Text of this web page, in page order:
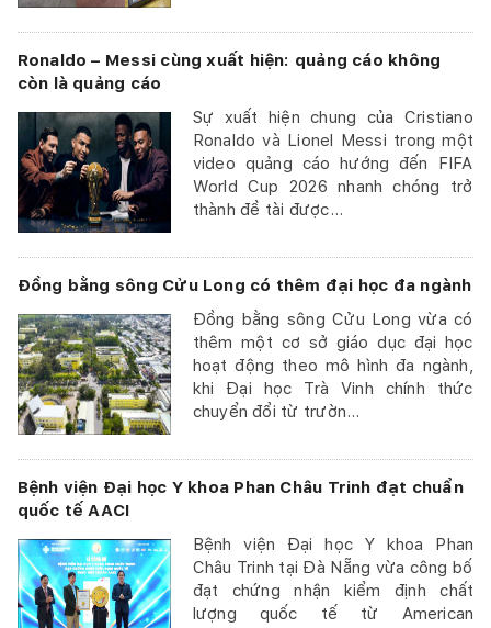
Ronaldo – Messi cùng xuất hiện: quảng cáo không
còn là quảng cáo
Sự xuất hiện chung của Cristiano
Ronaldo và Lionel Messi trong một
video quảng cáo hướng đến FIFA
World Cup 2026 nhanh chóng trở
thành đề tài được...
Đồng bằng sông Cửu Long có thêm đại học đa ngành
Đồng bằng sông Cửu Long vừa có
thêm một cơ sở giáo dục đại học
hoạt động theo mô hình đa ngành,
khi Đại học Trà Vinh chính thức
chuyển đổi từ trườn...
Bệnh viện Đại học Y khoa Phan Châu Trinh đạt chuẩn
quốc tế AACI
Bệnh viện Đại học Y khoa Phan
Châu Trinh tại Đà Nẵng vừa công bố
đạt chứng nhận kiểm định chất
lượng quốc tế từ American